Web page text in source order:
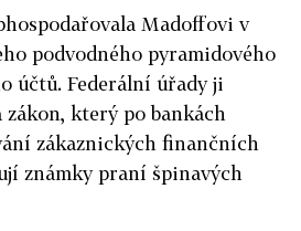
Madoffovi v
podvodného pyramidového
účtů. Federální úřady ji
který po bankách
zákaznických finančních
známky praní špinavých